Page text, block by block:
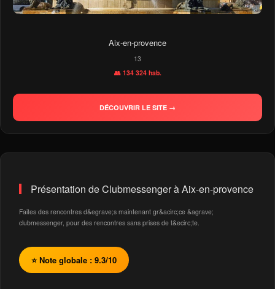
Aix-en-provence
13
👥 134 324 hab.
DÉCOUVRIR LE SITE →
Présentation de Clubmessenger à Aix-en-provence
Faites des rencontres d&egrave;s maintenant gr&acirc;ce &agrave;
clubmessenger, pour des rencontres sans prises de t&ecirc;te.
⭐ Note globale : 9.3/10